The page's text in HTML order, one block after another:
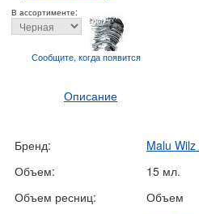
В ассортименте:
Сообщите, когдапоявится
Описание
Бренд: Malu Wilz
Объем:
15 мл.
Объем ресниц:
Объем